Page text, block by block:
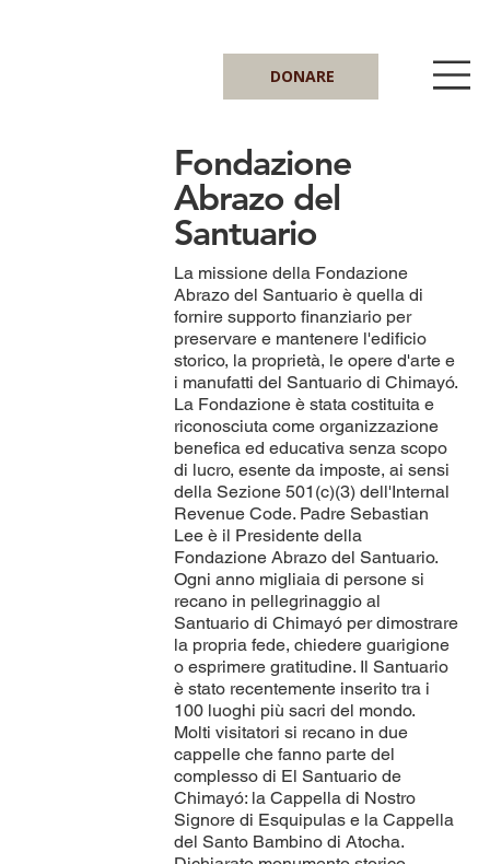
DONARE
Fondazione
Abrazo del
Santuario
La missione della Fondazione
Abrazo del Santuario è quella di
fornire supporto finanziario per
preservare e mantenere l'edificio
storico, la proprietà, le opere d'arte e
i manufatti del Santuario di Chimayó.
La Fondazione è stata costituita e
riconosciuta come organizzazione
benefica ed educativa senza scopo
di lucro, esente da imposte, ai sensi
della Sezione 501(c)(3) dell'Internal
Revenue Code. Padre Sebastian
Lee è il Presidente della
Fondazione Abrazo del Santuario.
Ogni anno migliaia di persone si
recano in pellegrinaggio al
Santuario di Chimayó per dimostrare
la propria fede, chiedere guarigione
o esprimere gratitudine. Il Santuario
è stato recentemente inserito tra i
100 luoghi più sacri del mondo.
Molti visitatori si recano in due
cappelle che fanno parte del
complesso di El Santuario de
Chimayó: la Cappella di Nostro
Signore di Esquipulas e la Cappella
del Santo Bambino di Atocha.